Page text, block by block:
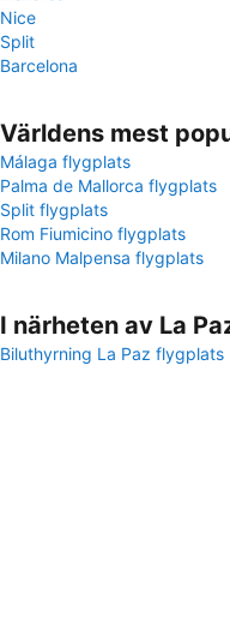
Nice
Split
Barcelona
Världens mest
Málaga flygplats
Palma de Mallorca flygplats
Split flygplats
Rom Fiumicino flygplats
Milano Malpensa flygplats
I närheten av La
Biluthyrning La Paz flygplats